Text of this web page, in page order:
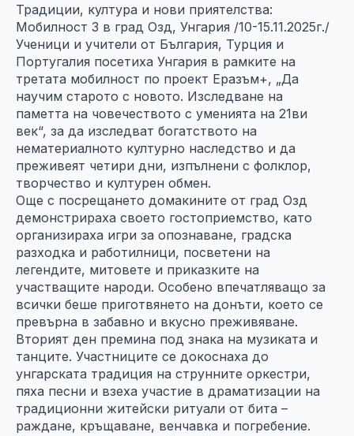
Традиции, култура и нови приятелства:
Мобилност 3 в град Озд, Унгария /10-15.11.2025г./
Ученици и учители от България, Турция и
Португалия посетиха Унгария в рамките на
третата мобилност по проект Еразъм+, „Да
научим старото с новото. Изследване на
паметта на човечеството с уменията на 21ви
век“, за да изследват богатството на
нематериалното културно наследство и да
преживеят четири дни, изпълнени с фолклор,
творчество и културен обмен.
Още с посрещането домакините от град Озд
демонстрираха своето гостоприемство, като
организираха игри за опознаване, градска
разходка и работилници, посветени на
легендите, митовете и приказките на
участващите народи. Особено впечатляващо за
всички беше приготвянето на донъти, което се
превърна в забавно и вкусно преживяване.
Вторият ден премина под знака на музиката и
танците. Участниците се докоснаха до
унгарската традиция на струнните оркестри,
пяха песни и взеха участие в драматизации на
традиционни житейски ритуали от бита –
раждане, кръщаване, венчавка и погребение.